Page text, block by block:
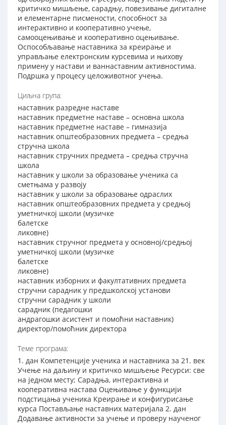
критичко мишљење, сарадњу, повезивање дигиталне
и елементарне писмености, способност за
интерактивно и кооперативно учење,
самооцењивање и кооперативно оцењивање.
Оспособљавање наставника за креирање и
управљање електронским курсевима и њихову
примену у настави и ваннаставним активностима.
Подршка у процесу целоживотног учења.
Циљна група:
наставник разредне наставе
наставник предметне наставе – основна школа
наставник предметне наставе – гимназија
наставник општеобразовних предмета – средња
стручна школа
наставник стручних предмета – средња стручна
школа
наставник у школи за образовање ученика са
сметњама у развоју
наставник у школи за образовање одраслих
наставник општеобразовних предмета у средњој
уметничкој школи (музичке
балетске
ликовне)
наставник стручног предмета у основној/средњој
уметничкој школи (музичке
балетске
ликовне)
наставник изборних и факултативних предмета
стручни сарадник у предшколској установи
стручни сарадник у школи
сарадник (педагошки
андрагошки асистент и помоћни наставник)
директор/помоћник директора
Теме програма:
1. дан Компетенције ученика и наставника за 21. век
Учење на даљину и критичко мишљење Ресурси: све
на једном месту; Сарадња, интерактивна и
кооперативна настава Оцењивање у функцији
подстицања ученика Креирање и конфигурисање
курса Постављање наставних материјала 2. дан
Додавање активности за учење и проверу наученог